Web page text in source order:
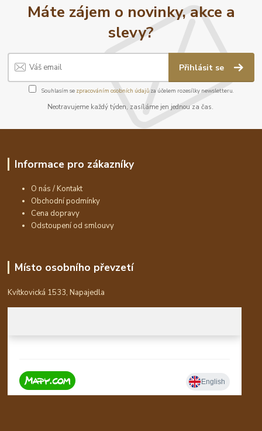
Máte zájem o novinky, akce a
slevy?
Přihlásit se
Souhlasím se zpracováním osobních údajůza účelem rozesílky newsletteru.
Neotravujeme každý týden, zasíláme jen jednou za čas.
Informace pro zákazníky
O nás / Kontakt
Obchodní podmínky
Cena dopravy
Odstoupení od smlouvy
Místo osobního převzetí
Kvítkovická 1533, Napajedla